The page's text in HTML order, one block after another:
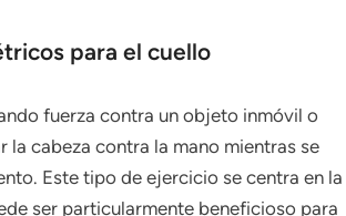
para el cuello
fuerza contra un objeto inmóvil o
cabeza contra la mano mientras se
Este tipo de ejercicio se centra en la
ser particularmente beneficioso para